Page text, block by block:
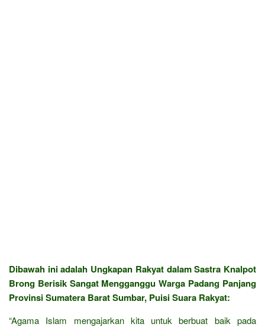
Dibawah ini adalah Ungkapan Rakyat dalam Sastra Knalpot
Brong Berisik Sangat Mengganggu Warga Padang Panjang
Provinsi Sumatera Barat Sumbar, Puisi Suara Rakyat:
“Agama Islam mengajarkan kita untuk berbuat baik pada